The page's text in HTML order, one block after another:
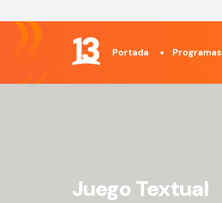
Portada Programas
Juego Textual